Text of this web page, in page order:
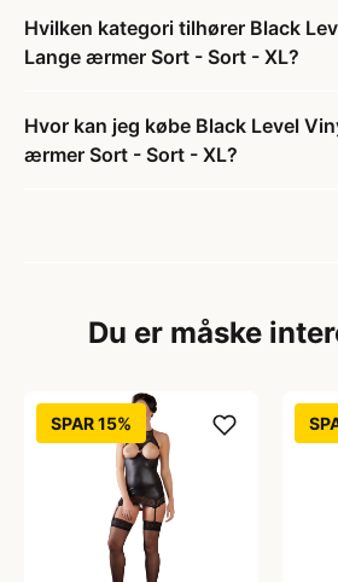
Hvilken kategori tilhører Black
Lange ærmer Sort - Sort - XL?
Hvor kan jeg købe Black Level
ærmer Sort - Sort - XL?
Du er måske
SPAR 15%